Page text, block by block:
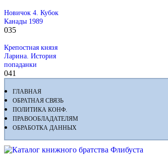
Новичок 4. Кубок
Канады 1989
035
Крепостная князя
Ларина. История
попаданки
041
ГЛАВНАЯ
ОБРАТНАЯ СВЯЗЬ
ПОЛИТИКА КОНФ.
ПРАВООБЛАДАТЕЛЯМ
ОБРАБОТКА ДАННЫХ